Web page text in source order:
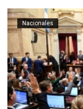
Nacionales